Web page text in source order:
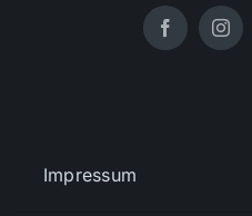
Impressum